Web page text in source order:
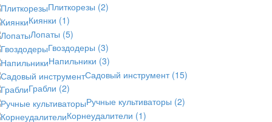
Плиткорезы (2)
Киянки (1)
Лопаты (5)
Гвоздодеры (3)
Напильники (3)
Садовый инструмент (15)
Грабли (2)
Ручные культиваторы (2)
Корнеудалители (1)